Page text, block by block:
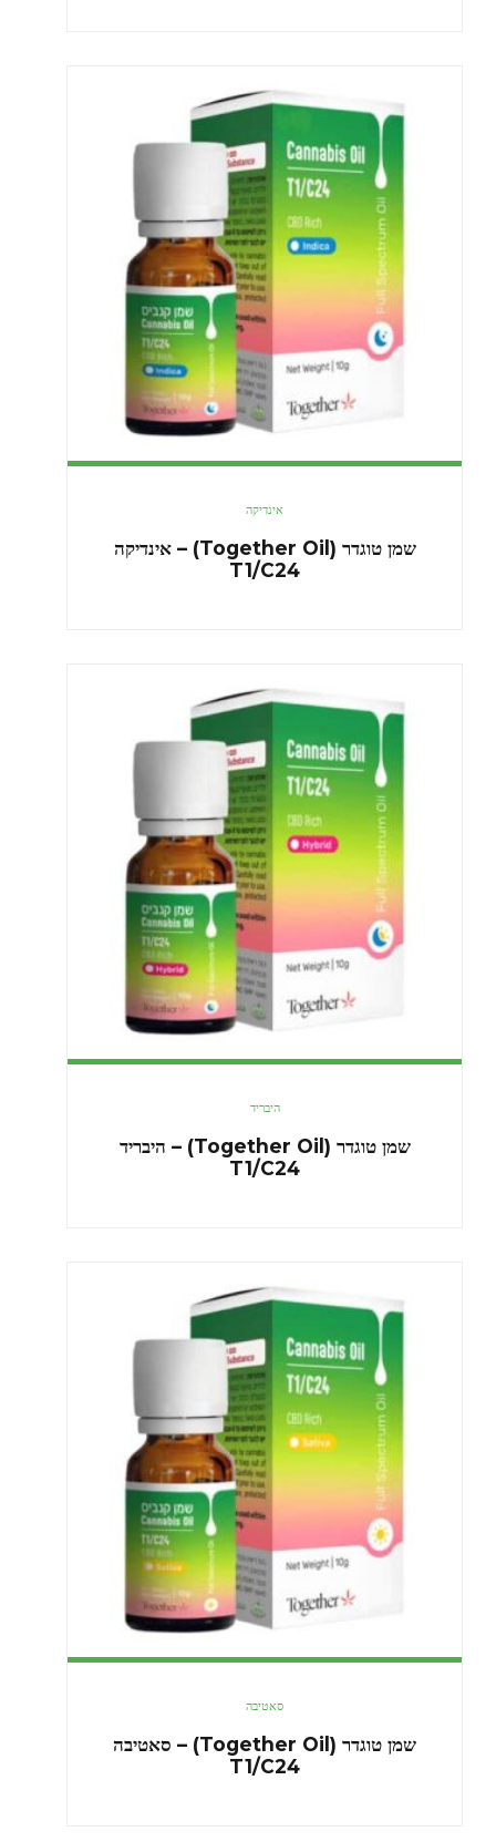
אינדיקה
שמן טוגדר (Together Oil) – אינדיקה
T1/C24
היבריד
שמן טוגדר (Together Oil) – היבריד
T1/C24
סאטיבה
שמן טוגדר (Together Oil) – סאטיבה
T1/C24